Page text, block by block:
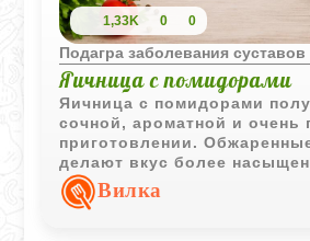
1,33K 0 0
Подагра заболевания суставов
Яичница с помидорами
Яичница с помидорами
сочной, ароматной и очень
приготовлении.
делают вкус более
отлично сочетаются с
Вилка